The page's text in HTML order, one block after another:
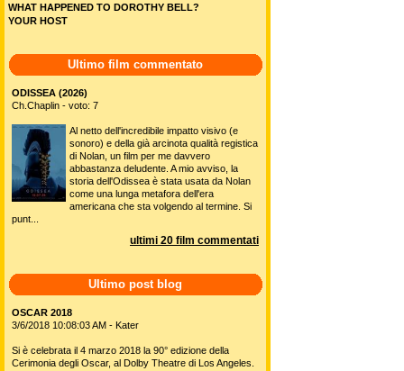
WHAT HAPPENED TO DOROTHY BELL?
YOUR HOST
Ultimo film commentato
ODISSEA (2026)
Ch.Chaplin - voto: 7
Al netto dell'incredibile impatto visivo (e
sonoro) e della già arcinota qualità registica
di Nolan, un film per me davvero
abbastanza deludente. A mio avviso, la
storia dell'Odissea è stata usata da Nolan
come una lunga metafora dell'era
americana che sta volgendo al termine. Si
punt...
ultimi 20 film commentati
Ultimo post blog
OSCAR 2018
3/6/2018 10:08:03 AM - Kater
Si è celebrata il 4 marzo 2018 la 90° edizione della
Cerimonia degli Oscar, al Dolby Theatre di Los Angeles.